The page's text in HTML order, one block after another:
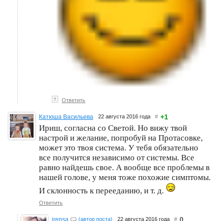
↑ Ответить
Катюша Васильева 22 августа 2016 года # +1
Ириш, согласна со Светой. Но вижу твой
настрой и желание, попробуй на Протасовке,
может это твоя система. У тебя обязательно
все получится независимо от системы. Все
равно найдешь свое. А вообще все проблемы в
нашей голове, у меня тоже похожие симптомы.
И склонность к перееданию, и т. д.
Ответить
(автор поста) 22 августа 2016 года #